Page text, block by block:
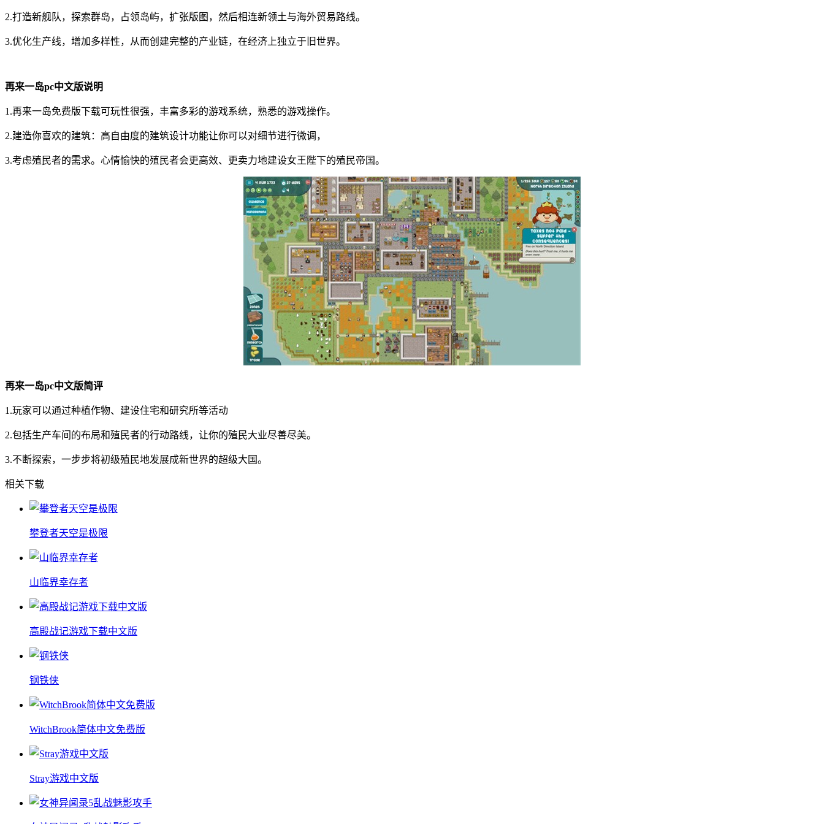
2.打造新舰队，探索群岛，占领岛屿，扩张版图，然后相连新领土与海外贸易路线。
3.优化生产线，增加多样性，从而创建完整的产业链，在经济上独立于旧世界。
再来一岛pc中文版说明
1.再来一岛免费版下载可玩性很强，丰富多彩的游戏系统，熟悉的游戏操作。
2.建造你喜欢的建筑：高自由度的建筑设计功能让你可以对细节进行微调，
3.考虑殖民者的需求。心情愉快的殖民者会更高效、更卖力地建设女王陛下的殖民帝国。
再来一岛pc中文版简评
1.玩家可以通过种植作物、建设住宅和研究所等活动
2.包括生产车间的布局和殖民者的行动路线，让你的殖民大业尽善尽美。
3.不断探索，一步步将初级殖民地发展成新世界的超级大国。
相关下载
攀登者天空是极限
山临界幸存者
高殿战记游戏下载中文版
钢铁侠
WitchBrook简体中文免费版
Stray游戏中文版